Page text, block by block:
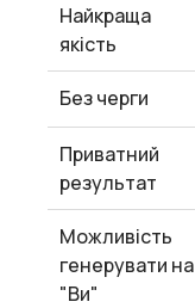
Найкраща
якість
Без черги
Приватний
результат
Можливість
генерувати на
"Ви"